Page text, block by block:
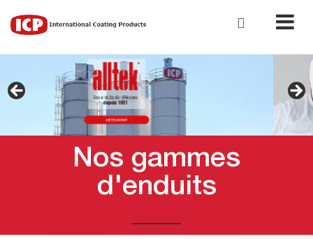
Nos gammes
d'enduits